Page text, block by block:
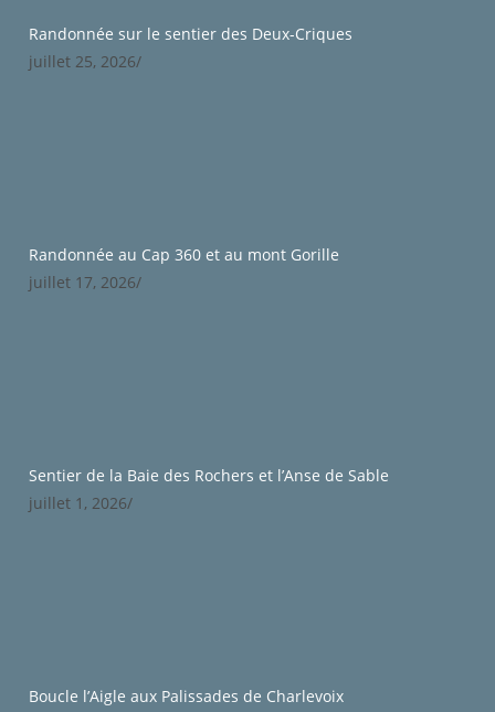
Randonnée sur le sentier des Deux-Criques
juillet 25, 2026/
Randonnée au Cap 360 et au mont Gorille
juillet 17, 2026/
Sentier de la Baie des Rochers et l’Anse de Sable
juillet 1, 2026/
Boucle l’Aigle aux Palissades de Charlevoix